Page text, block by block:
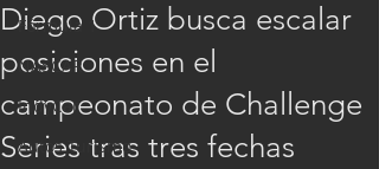
Fórmula 1
NASCAR
IndyCar
Autos Turismo
Diego Ortiz busca escalar
posiciones en el
campeonato de Challenge
Series tras tres fechas